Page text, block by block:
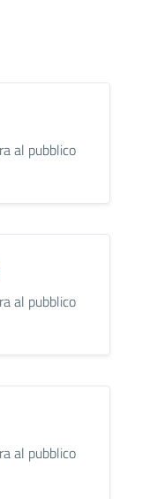
al pubblico
al pubblico
al pubblico